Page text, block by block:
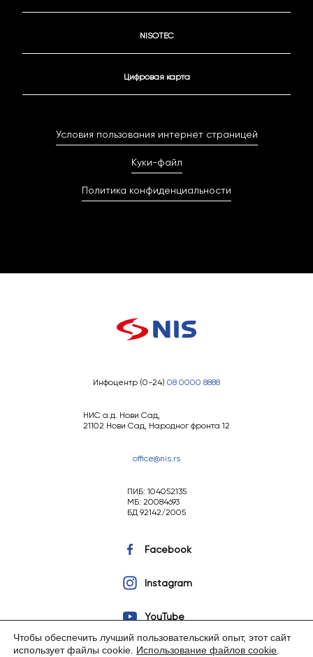
NISOTEC
Цифровая карта
Условия пользования интернет страницей
Куки-файл
Политика конфиденциальности
Инфоцентр (0-24) 08 0000 8888
НИС а.д. Нови Сад,
21102 Нови Сад, Народног фронта 12
office@nis.rs
ПИБ: 104052135
МБ: 20084693
БД 92142/2005
Facebook
Instagram
YouTube
Чтобы обеспечить лучший пользовательский опыт, этот сайт
использует файлы cookie. Использование файлов cookie